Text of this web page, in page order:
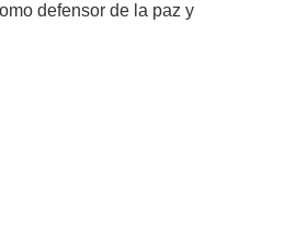
defensor de la paz y